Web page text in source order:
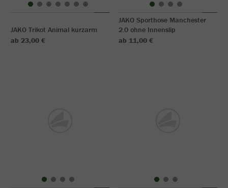
JAKO Trikot Animal kurzarm
ab 23,00 €
JAKO Sporthose Manchester
2.0 ohne Innenslip
ab 11,00 €